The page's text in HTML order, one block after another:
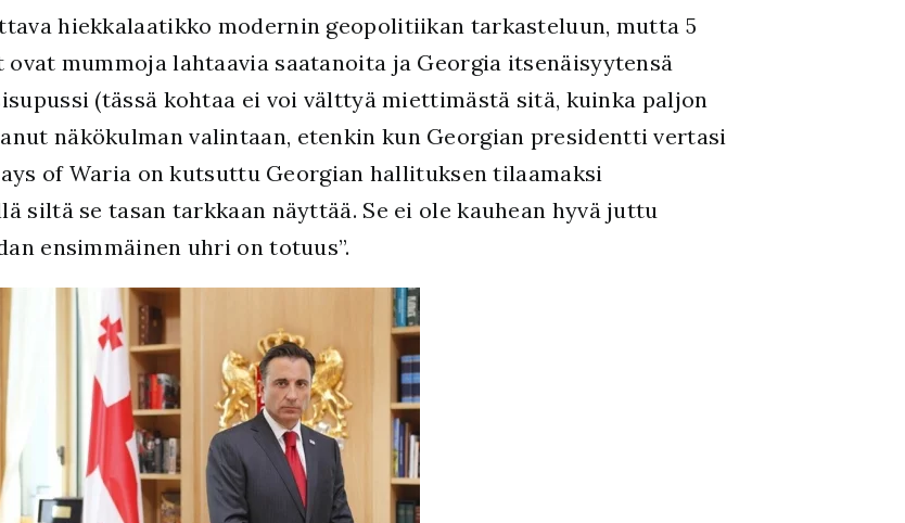
hiekkalaatikko modernin geopolitiikan tarkasteluun, mutta 5
ovat mummoja lahtaavia saatanoita ja Georgia itsenäisyytensä
(tässä kohtaa ei voi välttyä miettimästä sitä, kuinka paljon
näkökulman valintaan, etenkin kun Georgian presidentti vertasi
of Waria on kutsuttu Georgian hallituksen tilaamaksi
siltä se tasan tarkkaan näyttää. Se ei ole kauhean hyvä juttu
ensimmäinen uhri on totuus”.